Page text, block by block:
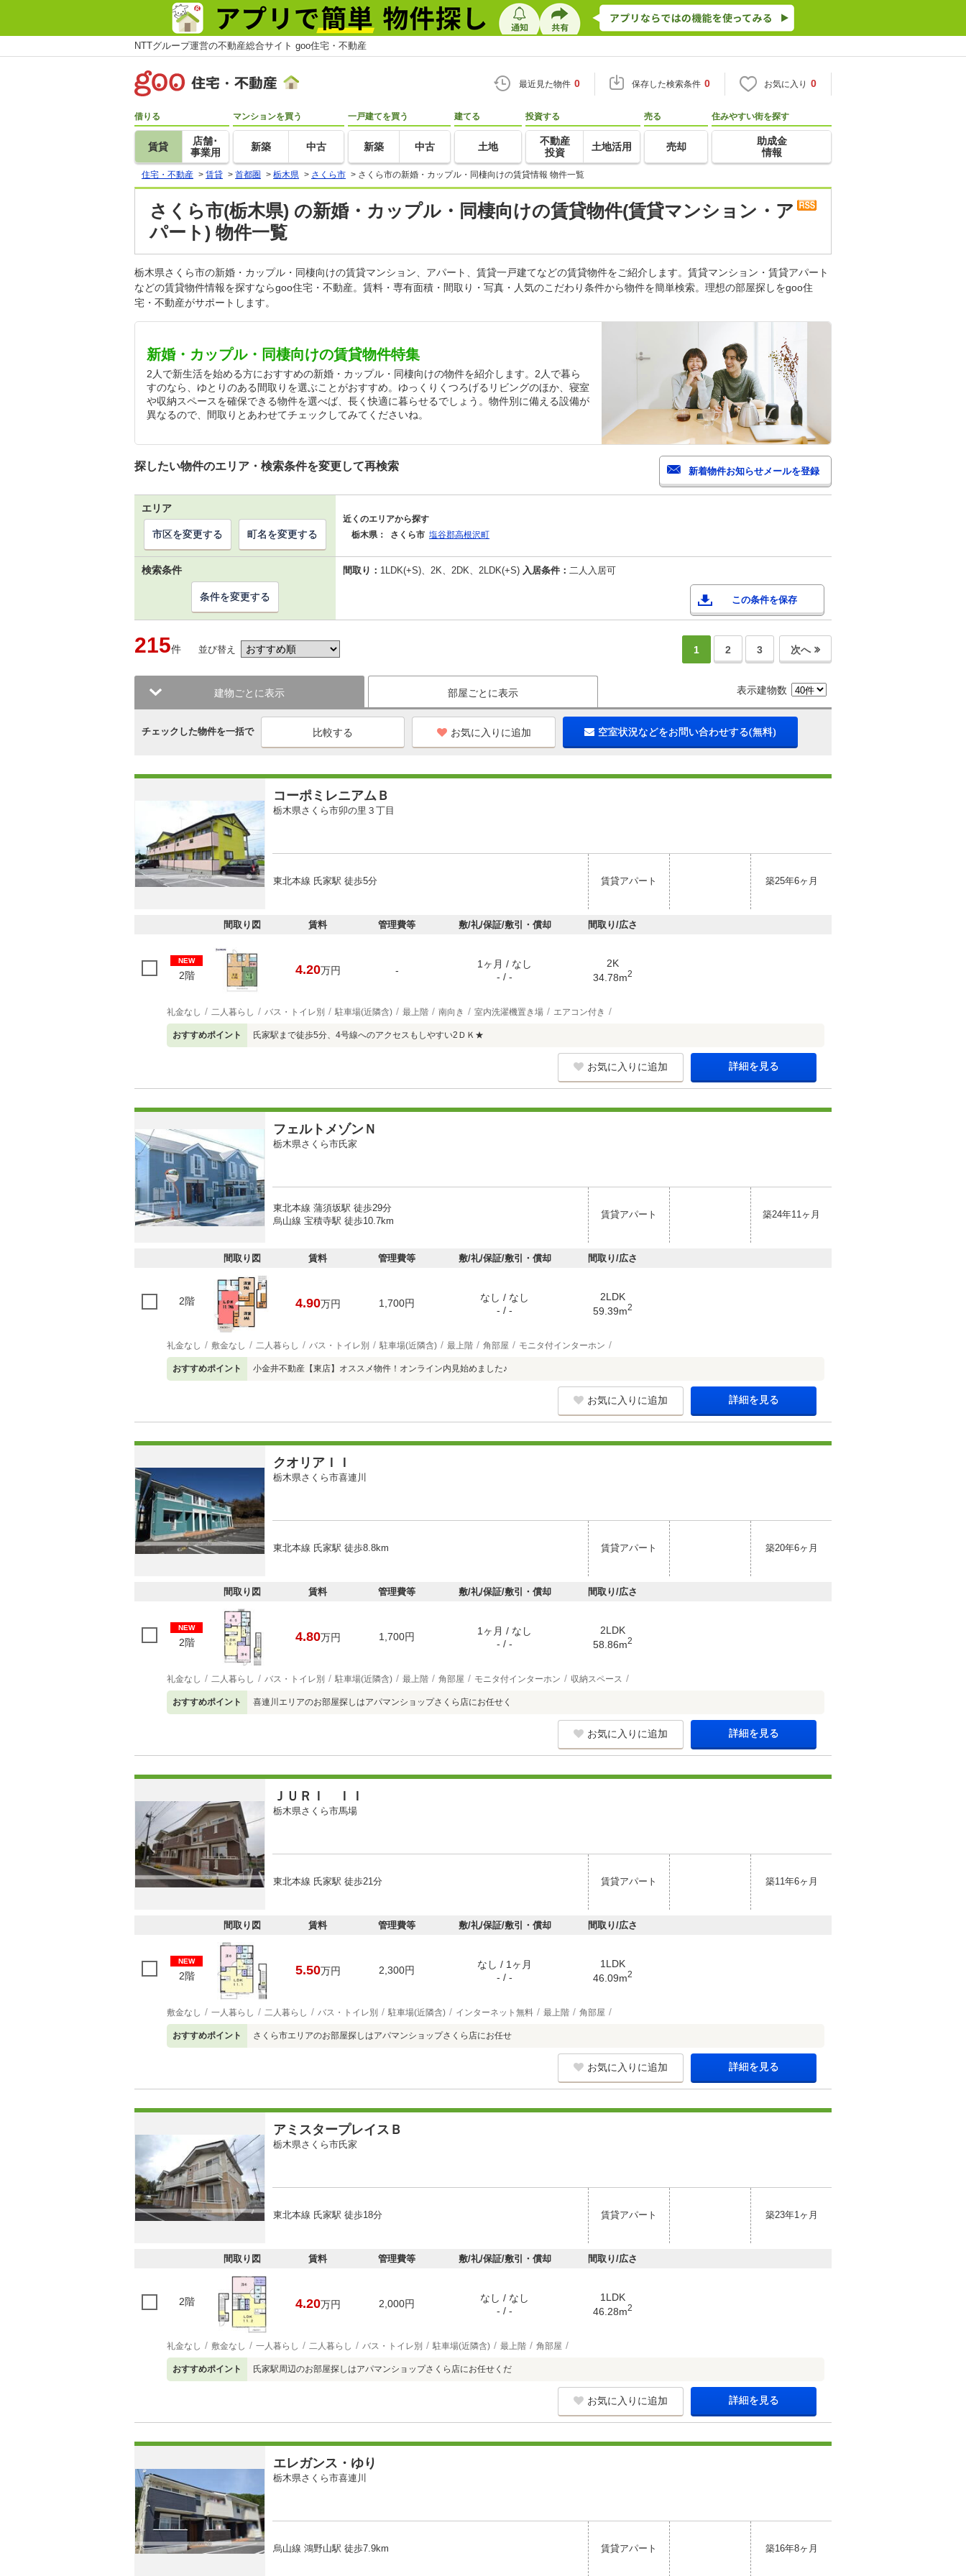
NTTグループ運営の不動産総合サイト goo住宅・不動産
最近見た物件 0 保存した検索条件 0 お気に入り 0
借りる
賃貸
店舗･
事業用
マンションを買う
新築 中古
一戸建てを買う
新築 中古
建てる
土地
投資する
不動産
投資
土地活用
売る
売却
住みやすい街を探す
助成金
情報
住宅・不動産 > 賃貸 > 首都圏 > 栃木県 > さくら市 > さくら市の新婚・カップル・同棲向けの賃貸情報 物件一覧
さくら市(栃木県) の新婚・カップル・同棲向けの賃貸物件(賃貸マンション・ア
パート) 物件一覧
栃木県さくら市の新婚・カップル・同棲向けの賃貸マンション、アパート、賃貸一戸建てなどの賃貸物件をご紹介します。賃貸マンション・賃貸アパート
などの賃貸物件情報を探すならgoo住宅・不動産。賃料・専有面積・間取り・写真・人気のこだわり条件から物件を簡単検索。理想の部屋探しをgoo住
宅・不動産がサポートします。
新婚・カップル・同棲向けの賃貸物件特集
2人で新生活を始める方におすすめの新婚・カップル・同棲向けの物件を紹介します。2人で暮ら
すのなら、ゆとりのある間取りを選ぶことがおすすめ。ゆっくりくつろげるリビングのほか、寝室
や収納スペースを確保できる物件を選べば、長く快適に暮らせるでしょう。物件別に備える設備が
異なるので、間取りとあわせてチェックしてみてくださいね。
探したい物件のエリア・検索条件を変更して再検索
エリア
近くのエリアから探す
栃木県：
さくら市 塩谷郡高根沢町
市区を変更する 町名を変更する
検索条件 間取り： 1LDK(+S)、2K、2DK、2LDK(+S) 入居条件： 二人入居可
この条件を保存
条件を変更する
215件 並び替え 1 2 3 次へ
建物ごとに表示 部屋ごとに表示 表示建物数
チェックした物件を一括で お気に入りに追加 空室状況などをお問い合わせする(無料)
コーポミレニアムＢ
栃木県さくら市卯の里３丁目
東北本線 氏家駅 徒歩5分 賃貸アパート 築25年6ヶ月
間取り図 賃料 管理費等 敷/礼/保証/敷引・償却 間取り/広さ
NEW
2階 4.20万円 -
1ヶ月 / なし
- / -
2K
34.78m2
礼金なし 二人暮らし バス・トイレ別 駐車場(近隣含) 最上階 南向き 室内洗濯機置き場 エアコン付き
おすすめポイント 氏家駅まで徒歩5分、4号線へのアクセスもしやすい2ＤＫ★
お気に入りに追加 詳細を見る
フェルトメゾンＮ
栃木県さくら市氏家
東北本線 蒲須坂駅 徒歩29分
烏山線 宝積寺駅 徒歩10.7km
賃貸アパート 築24年11ヶ月
間取り図 賃料 管理費等 敷/礼/保証/敷引・償却 間取り/広さ
2階 4.90万円 1,700円
なし / なし
- / -
2LDK
59.39m2
礼金なし 敷金なし 二人暮らし バス・トイレ別 駐車場(近隣含) 最上階 角部屋 モニタ付インターホン
おすすめポイント 小金井不動産【東店】オススメ物件！オンライン内見始めました♪
お気に入りに追加 詳細を見る
クオリアＩＩ
栃木県さくら市喜連川
東北本線 氏家駅 徒歩8.8km 賃貸アパート 築20年6ヶ月
間取り図 賃料 管理費等 敷/礼/保証/敷引・償却 間取り/広さ
NEW
2階 4.80万円 1,700円
1ヶ月 / なし
- / -
2LDK
58.86m2
礼金なし 二人暮らし バス・トイレ別 駐車場(近隣含) 最上階 角部屋 モニタ付インターホン 収納スペース
おすすめポイント 喜連川エリアのお部屋探しはアパマンショップさくら店にお任せく
お気に入りに追加 詳細を見る
ＪＵＲＩ ＩＩ
栃木県さくら市馬場
東北本線 氏家駅 徒歩21分 賃貸アパート 築11年6ヶ月
間取り図 賃料 管理費等 敷/礼/保証/敷引・償却 間取り/広さ
NEW
2階 5.50万円 2,300円
なし / 1ヶ月
- / -
1LDK
46.09m2
敷金なし 一人暮らし 二人暮らし バス・トイレ別 駐車場(近隣含) インターネット無料 最上階 角部屋
おすすめポイント さくら市エリアのお部屋探しはアパマンショップさくら店にお任せ
お気に入りに追加 詳細を見る
アミスタープレイスＢ
栃木県さくら市氏家
東北本線 氏家駅 徒歩18分 賃貸アパート 築23年1ヶ月
間取り図 賃料 管理費等 敷/礼/保証/敷引・償却 間取り/広さ
2階 4.20万円 2,000円
なし / なし
- / -
1LDK
46.28m2
礼金なし 敷金なし 一人暮らし 二人暮らし バス・トイレ別 駐車場(近隣含) 最上階 角部屋
おすすめポイント 氏家駅周辺のお部屋探しはアパマンショップさくら店にお任せくだ
お気に入りに追加 詳細を見る
エレガンス・ゆり
栃木県さくら市喜連川
烏山線 鴻野山駅 徒歩7.9km 賃貸アパート 築16年8ヶ月